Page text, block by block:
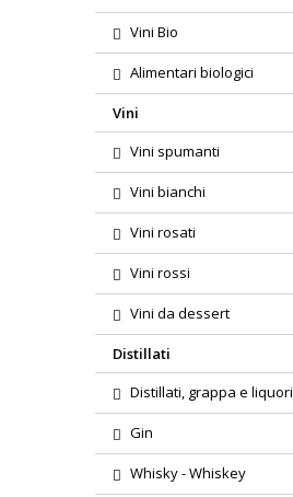
Vini Bio
Alimentari biologici
Vini
Vini spumanti
Vini bianchi
Vini rosati
Vini rossi
Vini da dessert
Distillati
Distillati, grappa e liquori
Gin
Whisky - Whiskey